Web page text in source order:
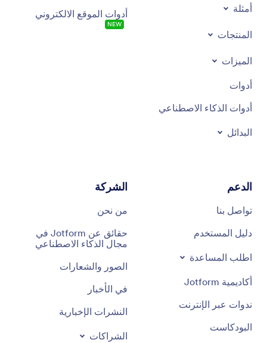
أمثلة
المنتجات
الميزات
أدوات
أدوات الذكاء الاصطناعي
البدائل
أدوات الموقع الالكتروني
NEW
الدعم
تواصل بنا
دليل المستخدم
اطلب المساعدة
أكاديمية Jotform
ندوات عبر الإنترنت
البودكاست
الشركة
من نحن
حقائق عن Jotform في
مجال الذكاء الاصطناعي
الصور والشعارات
في الأخبار
النشرات الإخبارية
الشراكات